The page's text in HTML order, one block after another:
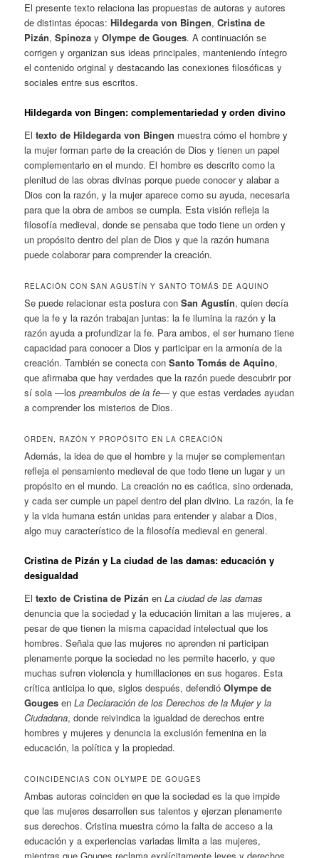
El presente texto relaciona las propuestas de autoras y autores
de distintas épocas:Hildegarda von Bingen,Cristina de
Pizán,Spinoza yOlympe de Gouges. A continuación se
corrigen y organizan sus ideas principales, manteniendo íntegro
el contenido original y destacando las conexiones filosóficas y
sociales entre sus escritos.
Hildegarda von Bingen: complementariedad y orden divino
Eltexto de Hildegarda von Bingen muestra cómo el hombre y
la mujer forman parte de la creaciónde Dios y tienen un papel
complementario en el mundo. El hombre es descrito como la
plenitud de las obras divinas porque puede conocer y alabar a
Dios con la razón, y la mujer aparece como su ayuda, necesaria
para que la obra de ambos se cumpla. Esta visión refleja la
filosofía medieval, donde se pensaba que todo tiene un orden y
un propósito dentro del plan de Dios y que la razón humana
puede colaborar para comprender la creación.
RELACIÓN CON SAN AGUSTÍN Y SANTO TOMÁS DE AQUINO
Se puede relacionar esta postura conSan Agustín, quien decía
que la fe y la razón trabajan juntas: la fe ilumina la razón y la
razón ayuda a profundizar la fe. Para ambos, el ser humano tiene
capacidad para conocer a Dios y participar en la armonía de la
creación. También se conecta conSanto Tomás de Aquino,
que afirmaba que hay verdades que la razón puede descubrir por
sí sola —lospreambulos de la fe— y que estas verdades ayudan
a comprender los misterios de Dios.
ORDEN, RAZÓN Y PROPÓSITO EN LA CREACIÓN
Además, la idea de que el hombre y la mujer se complementan
refleja el pensamiento medieval de que todo tiene un lugar y un
propósito en el mundo. La creación no es caótica, sino ordenada,
y cada ser cumple un papel dentro del plan divino. La razón, la fe
y la vida humana están unidas para entender y alabar a Dios,
algo muy característico de la filosofía medieval en general.
Cristina de Pizán y La ciudad de las damas: educación y
desigualdad
Eltexto de Cristina de Pizán enLa ciudad de las damas
denuncia que la sociedad y la educación limitan a las mujeres, a
pesar de que tienen la misma capacidad intelectual que los
hombres. Señala que las mujeres no aprenden ni participan
plenamente porque la sociedad no les permite hacerlo, y que
muchas sufren violencia y humillaciones en sus hogares. Esta
crítica anticipa lo que, siglos después, defendióOlympe de
Gouges enLa Declaración de los Derechos de la Mujer y la
Ciudadana, donde reivindica la igualdad de derechos entre
hombres y mujeres y denuncia la exclusión femenina en la
educación, la política y la propiedad.
COINCIDENCIAS CON OLYMPE DE GOUGES
Ambas autoras coinciden en que la sociedad es la que impide
que las mujeres desarrollen sus talentos y ejerzan plenamente
sus derechos. Cristina muestra cómo la falta de acceso a la
educación y a experiencias variadas limita a las mujeres,